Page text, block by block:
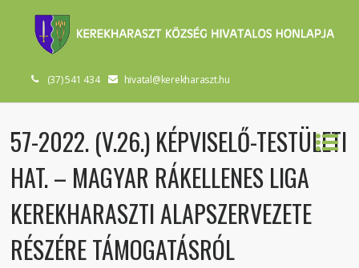
(37) 541 434 hivatal@kerekharaszt.hu
57-2022. (V.26.) KÉPVISELŐ-TESTÜLETI
HAT. – MAGYAR RÁKELLENES LIGA
KEREKHARASZTI ALAPSZERVEZETE
RÉSZÉRE TÁMOGATÁSRÓL